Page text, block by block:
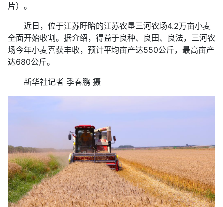
片）。
近日，位于江苏盱眙的江苏农垦三河农场4.2万亩小麦
全面开始收割。据介绍，得益于良种、良田、良法，三河农
场今年小麦喜获丰收，预计平均亩产达550公斤，最高亩产
达680公斤。
新华社记者 季春鹏 摄